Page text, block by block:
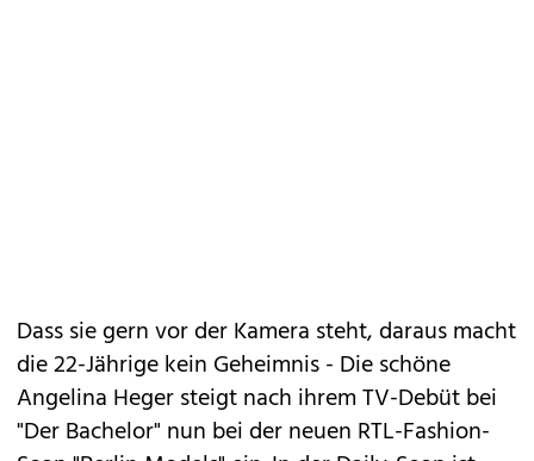
Dass sie gern vor der Kamera steht, daraus macht
die 22-Jährige kein Geheimnis - Die schöne
Angelina Heger steigt nach ihrem TV-Debüt bei
"Der Bachelor" nun bei der neuen RTL-Fashion-